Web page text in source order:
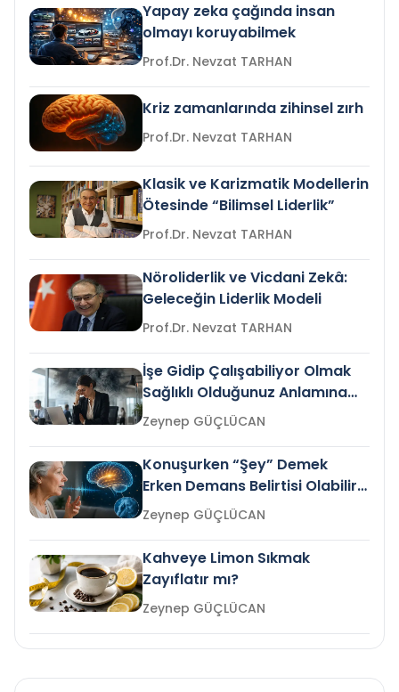
Yapay zeka çağında insan
olmayı koruyabilmek
Prof.Dr. Nevzat TARHAN
Kriz zamanlarında zihinsel zırh
Prof.Dr. Nevzat TARHAN
Klasik ve Karizmatik Modellerin
Ötesinde “Bilimsel Liderlik”
Prof.Dr. Nevzat TARHAN
Nöroliderlik ve Vicdani Zekâ:
Geleceğin Liderlik Modeli
Prof.Dr. Nevzat TARHAN
İşe Gidip Çalışabiliyor Olmak
Sağlıklı Olduğunuz Anlamına
Gelir mi?Zeynep GÜÇLÜCAN
Konuşurken “Şey” Demek
Erken Demans Belirtisi Olabilir
mi?
Zeynep GÜÇLÜCAN
Kahveye Limon Sıkmak
Zayıflatır mı?
Zeynep GÜÇLÜCAN